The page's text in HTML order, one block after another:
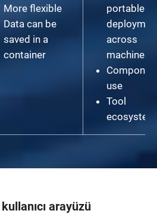
More flexible
Data can be
saved in a
container
portable
across
machines
use
Tool
ecosystem
arayüzü